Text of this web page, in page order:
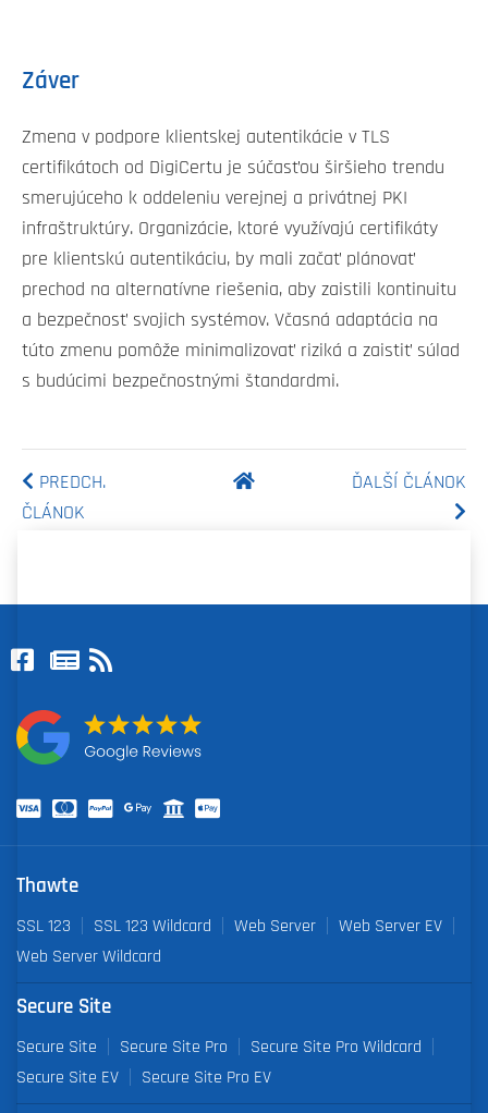
Záver
Zmena v podpore klientskej autentikácie v TLS
certifikátoch od DigiCertu je súčasťou širšieho trendu
smerujúceho k oddeleniu verejnej a privátnej PKI
infraštruktúry. Organizácie, ktoré využívajú certifikáty
pre klientskú autentikáciu, by mali začať plánovať
prechod na alternatívne riešenia, aby zaistili kontinuitu
a bezpečnosť svojich systémov. Včasná adaptácia na
túto zmenu pomôže minimalizovať riziká a zaistiť súlad
s budúcimi bezpečnostnými štandardmi.
PREDCH.
ČLÁNOK
ĎALŠÍ ČLÁNOK
Thawte
SSL 123 SSL 123 Wildcard Web Server
Web Server EV
Web Server Wildcard
Secure Site
Secure Site Secure Site Pro
Secure Site Pro Wildcard
Secure Site EV
Secure Site Pro EV